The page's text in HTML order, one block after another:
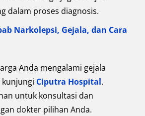
dalam proses diagnosis.
Narkolepsi, Gejala, dan Cara
Anda mengalami gejala
kunjungi Ciputra Hospital.
untuk konsultasi dan
dokter pilihan Anda.